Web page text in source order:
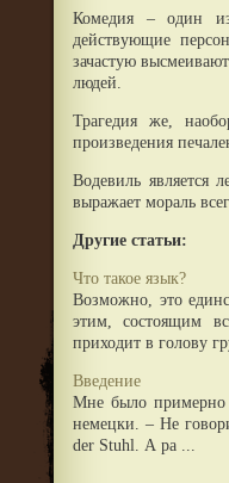
Комедия – один
действующие
зачастую
людей.
Трагедия же,
произведения
Водевиль является
выражает мораль
Другие статьи:
Что такое язык?
Возможно, это
этим, состоящим
приходит в голову
Введение
Мне было примерно
немецки. – Не
der Stuhl. А ра ...